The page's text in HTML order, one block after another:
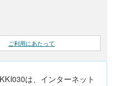
ご利用にあたって
は、インターネット